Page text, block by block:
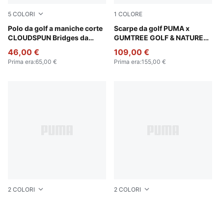
5 COLORI
Polo da golf a maniche corte
CLOUDSPUN Bridges da
Puma Black
46,00 €
Prima era:65,00 €
1 COLORE
Scarpe da golf PUMA x
GUMTREE GOLF & NATURE
Warm White-Flat Dark
109,00 €
Prima era:155,00 €
2 COLORI 2 COLORI